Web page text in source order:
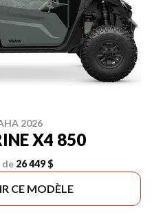
2026
X4 850
26 449 $
CE MODÈLE